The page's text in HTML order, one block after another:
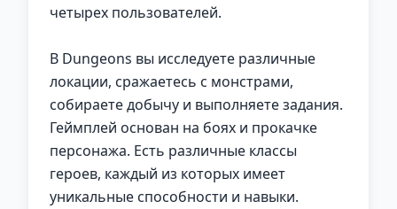
четырех пользователей.
В Dungeons вы исследуете различные
локации, сражаетесь с монстрами,
собираете добычу и выполняете задания.
Геймплей основан на боях и прокачке
персонажа. Есть различные классы
героев, каждый из которых имеет
уникальные способности и навыки.